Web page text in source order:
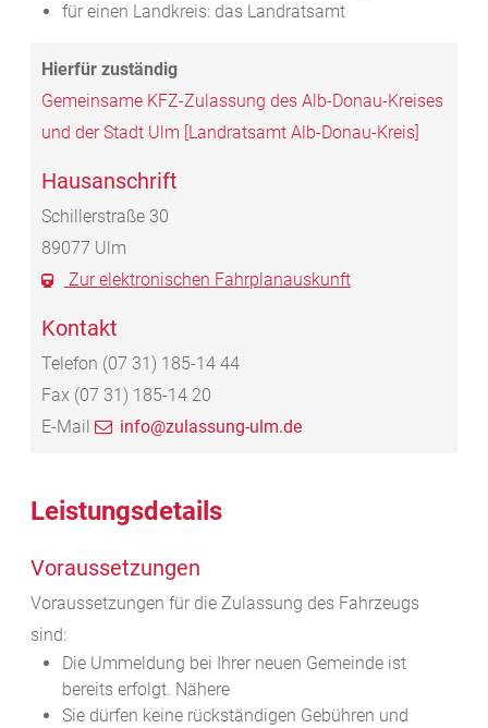
für einen Landkreis: das Landratsamt
Gemeinsame KFZ-Zulassung des Alb-Donau-Kreises
und der Stadt Ulm [Landratsamt Alb-Donau-Kreis]
Hausanschrift
Schillerstraße 30
89077 Ulm
Zur elektronischen Fahrplanauskunft
Kontakt
Telefon (07 31) 185-14 44
Fax (07 31) 185-14 20
E-Mail
info@zulassung-ulm.de
Leistungsdetails
Voraussetzungen
Voraussetzungen für die Zulassung des Fahrzeugs
sind:
Die Ummeldung bei Ihrer neuen Gemeinde ist
bereits erfolgt. Nähere
Sie dürfen keine rückständigen Gebühren und